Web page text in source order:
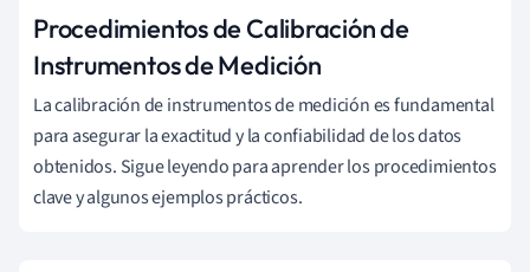
Procedimientos de Calibración de
Instrumentos de Medición
La calibración de instrumentos de medición es fundamental
para asegurar la exactitud y la confiabilidad de los datos
obtenidos. Sigue leyendo para aprender los procedimientos
clave y algunos ejemplos prácticos.